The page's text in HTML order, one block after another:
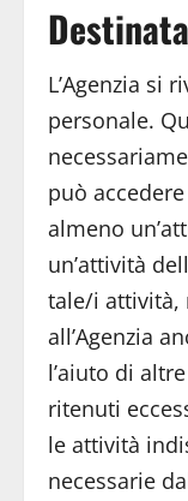
L’Agenzia si
personale.
può
almeno
un’attività
tale/i attività,
all’Agenzia
l’aiuto di
ritenuti
le attività
necessarie